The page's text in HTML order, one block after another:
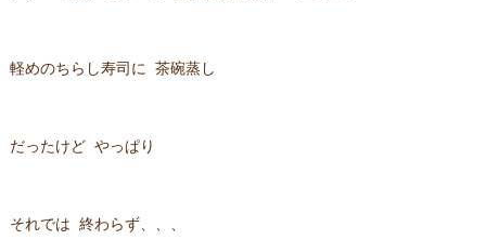
軽めのちらし寿司に 茶碗蒸し
だったけど やっぱり
それでは 終わらず、、、